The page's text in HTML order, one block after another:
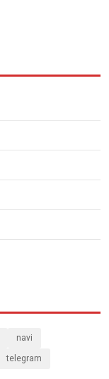
navi
telegram